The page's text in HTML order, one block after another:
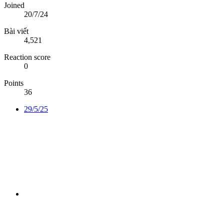
Joined
20/7/24
Bài viết
4,521
Reaction score
0
Points
36
29/5/25